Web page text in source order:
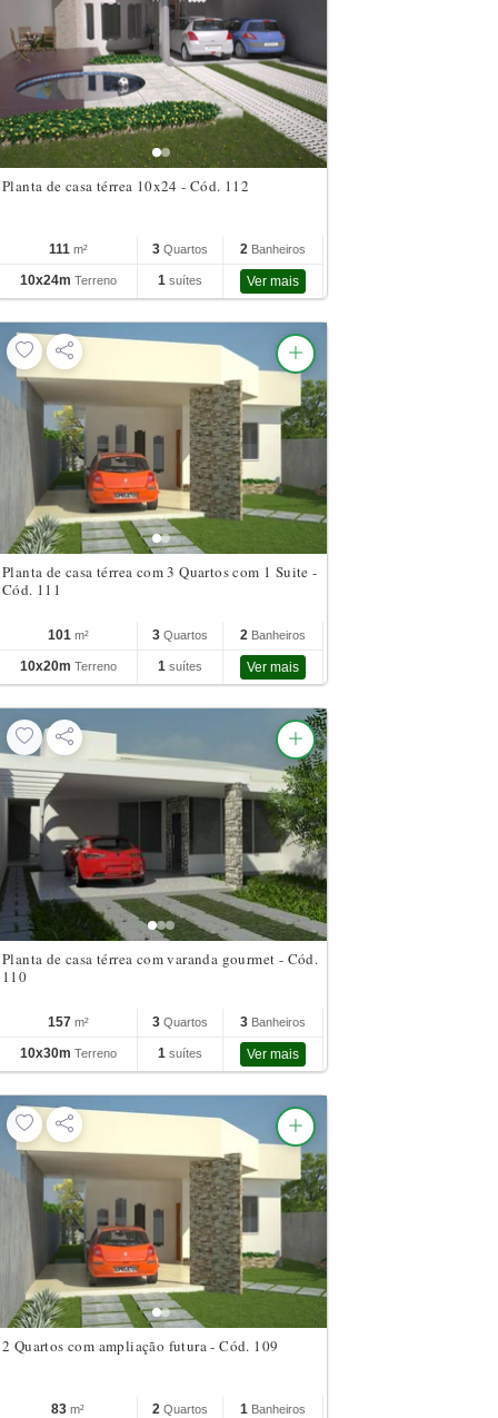
Planta de casa térrea 10x24 - Cód. 112
111 m² 3 Quartos 2 Banheiros
10x24m Terreno 1 suítes Ver mais
Planta de casa térrea com 3 Quartos com 1 Suite -
Cód. 111
101 m² 3 Quartos 2 Banheiros
10x20m Terreno 1 suítes Ver mais
Planta de casa térrea com varanda gourmet - Cód.
110
157 m² 3 Quartos 3 Banheiros
10x30m Terreno 1 suítes Ver mais
2 Quartos com ampliação futura - Cód. 109
83 m² 2 Quartos 1 Banheiros